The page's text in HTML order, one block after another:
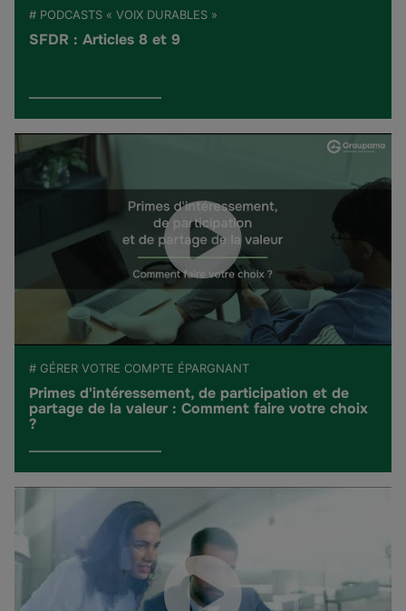
# PODCASTS « VOIX DURABLES »
SFDR : Articles 8 et 9
# GÉRER VOTRE COMPTE ÉPARGNANT
Primes d'intéressement, de participation et de
partage de la valeur : Comment faire votre choix
?